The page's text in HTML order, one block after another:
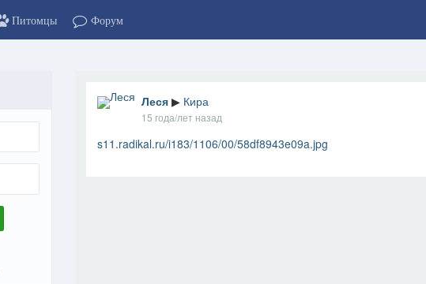
Питомцы Форум
Леся ▶ Кира
15 года/лет назад
s11.radikal.ru/i183/1106/00/58df8943e09a.jpg